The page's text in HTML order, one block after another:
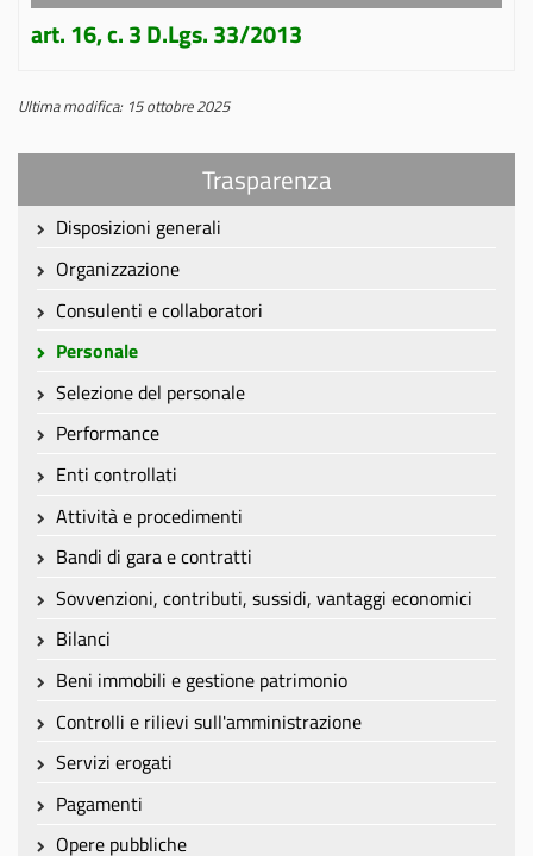
art. 16, c. 3 D.Lgs. 33/2013
Ultima modifica: 15 ottobre 2025
Trasparenza
Disposizioni generali
Organizzazione
Consulenti e collaboratori
Personale
Selezione del personale
Performance
Enti controllati
Attività e procedimenti
Bandi di gara e contratti
Sovvenzioni, contributi, sussidi, vantaggi economici
Bilanci
Beni immobili e gestione patrimonio
Controlli e rilievi sull'amministrazione
Servizi erogati
Pagamenti
Opere pubbliche